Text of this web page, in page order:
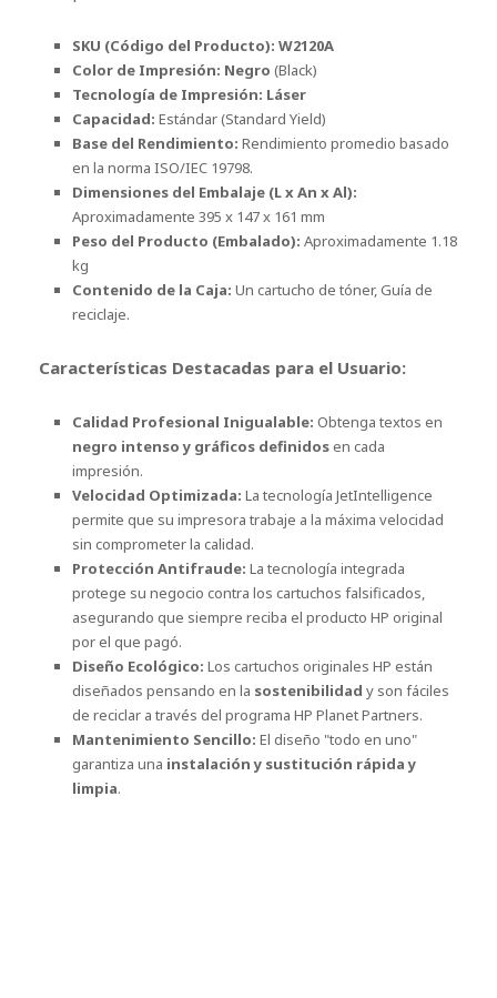
SKU (Código del Producto): W2120A
Color de Impresión: Negro (Black)
Tecnología de Impresión: Láser
Capacidad: Estándar (Standard Yield)
Base del Rendimiento: Rendimiento promedio basado
en la norma ISO/IEC 19798.
Dimensiones del Embalaje (L x An x Al):
Aproximadamente 395 x 147 x 161 mm
Peso del Producto (Embalado): Aproximadamente 1.18
kg
Contenido de la Caja: Un cartucho de tóner, Guía de
reciclaje.
Características Destacadas para el Usuario:
Calidad Profesional Inigualable: Obtenga textos en
negro intenso y gráficos definidosen cada
impresión.
Velocidad Optimizada: La tecnología JetIntelligence
permite que su impresora trabaje a la máxima velocidad
sin comprometer la calidad.
Protección Antifraude: La tecnología integrada
protege su negocio contra los cartuchos falsificados,
asegurando que siempre reciba el producto HP original
por el que pagó.
Diseño Ecológico: Los cartuchos originales HP están
diseñados pensando en la sostenibilidad y son fáciles
de reciclar a través del programa HP Planet Partners.
Mantenimiento Sencillo: El diseño "todo en uno"
garantiza una instalación y sustitución rápida y
limpia.